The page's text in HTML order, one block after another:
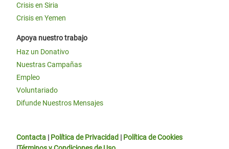
Crisis en Siria
Crisis en Yemen
Apoya nuestro trabajo
Haz un Donativo
Nuestras Campañas
Empleo
Voluntariado
Difunde Nuestros Mensajes
Contacta | Política de Privacidad | Política de Cookies